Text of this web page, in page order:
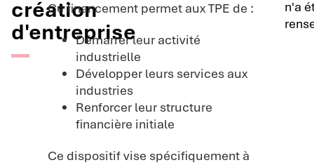
création
d'entreprise
Ce financement permet aux TPE de :
Démarrer leur activité
industrielle
Développer leurs services aux
industries
Renforcer leur structure
financière initiale
Ce dispositif vise spécifiquement à
n'a